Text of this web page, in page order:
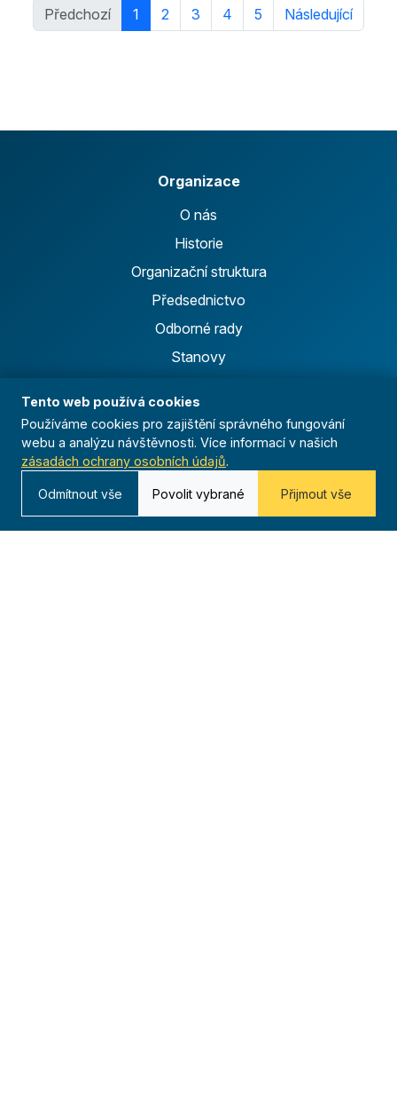
Předchozí 1 2 3 4 5 Následující
Organizace
O nás
Historie
Organizační struktura
Předsednictvo
Odborné rady
Stanovy
Dokumenty
Logo manuál
Tento web používá cookies
Používáme cookies pro zajištění správného fungování
webu a analýzu návštěvnosti. Více informací v našich
zásadách ochrany osobních údajů.
Odmítnout vše Povolit vybrané Přijmout vše